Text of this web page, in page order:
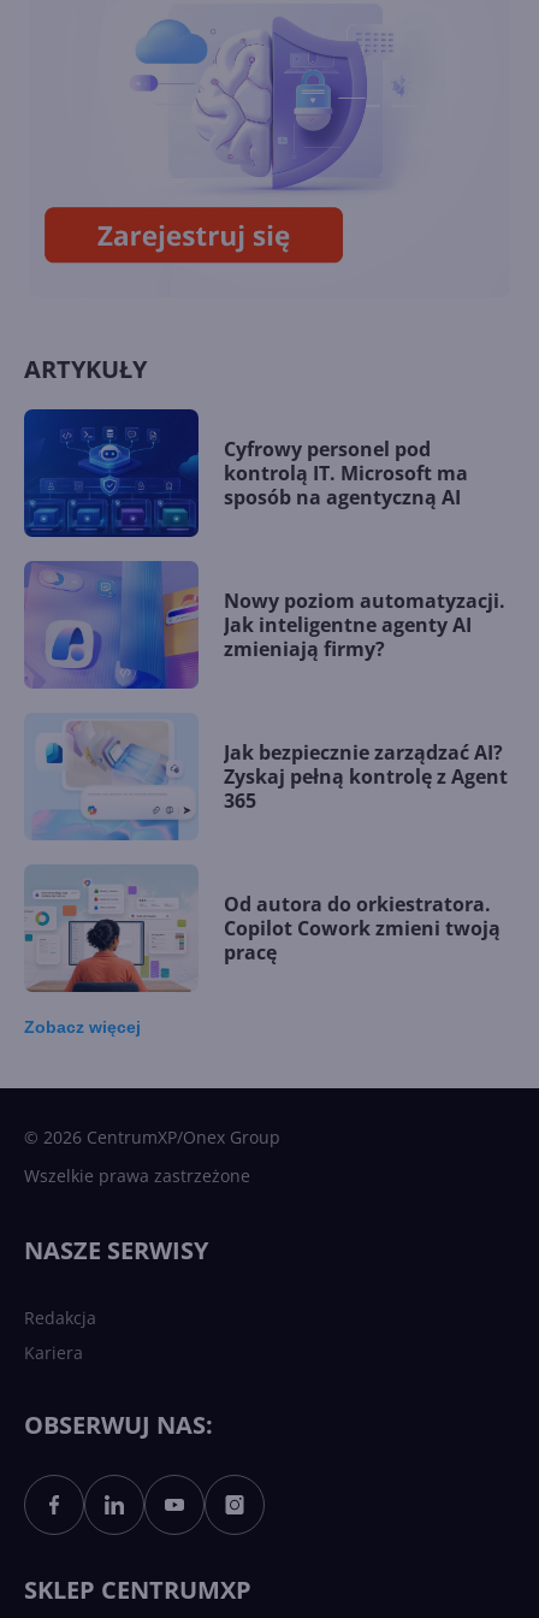
Recall - flagowa funkcja AI w
Windows 11 w końcu wydana
ARTYKUŁY
Cyfrowy personel pod
kontrolą IT. Microsoft ma
sposób na agentyczną AI
Nowy poziom automatyzacji.
Jak inteligentne agenty AI
zmieniają firmy?
Jak bezpiecznie zarządzać AI?
Zyskaj pełną kontrolę z Agent
365
Od autora do orkiestratora.
Copilot Cowork zmieni twoją
pracę
Sztuczna inteligencja po
polsku. Dość barier
Zobacz więcej
© 2026 CentrumXP/Onex Group
Wszelkie prawa zastrzeżone
NASZE SERWISY
Redakcja
Kariera
OBSERWUJ NAS:
SKLEP CENTRUMXP